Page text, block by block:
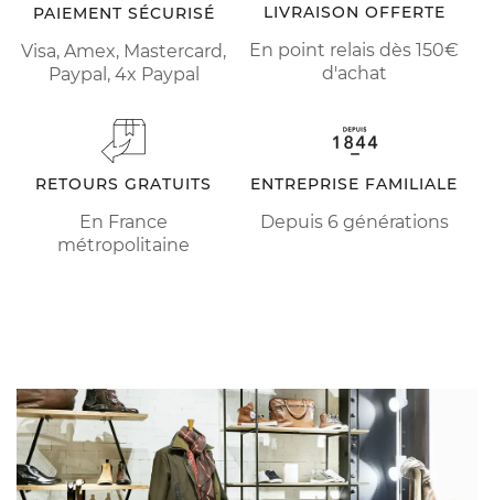
PAIEMENT SÉCURISÉ
Visa, Amex, Mastercard,
Paypal, 4x Paypal
LIVRAISON OFFERTE
En point relais dès 150€
d'achat
RETOURS GRATUITS
En France
métropolitaine
ENTREPRISE FAMILIALE
Depuis 6 générations